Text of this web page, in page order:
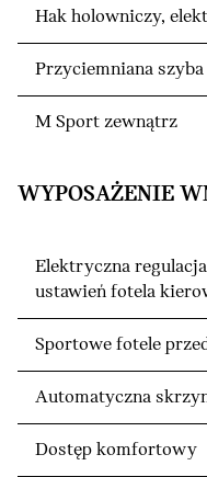
Hak holowniczy,
Przyciemniana
M Sport zewnątrz
WYPOSAŻENIE
Elektryczna
ustawień fotela
Sportowe fotele
Automatyczna
Dostęp komfortowy